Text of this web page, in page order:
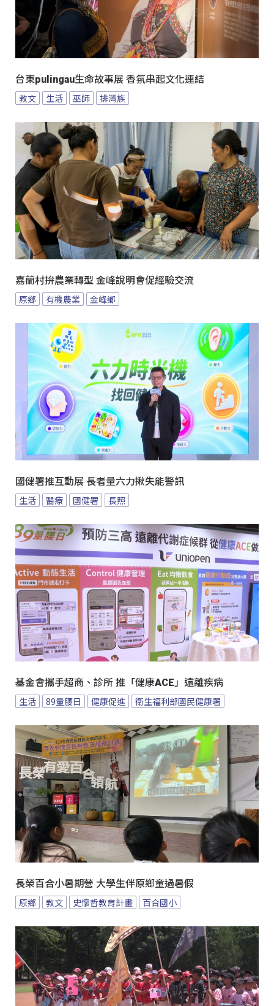
台東pulingau生命故事展 香氛串起文化連結
教文 生活 巫師 排灣族
嘉蘭村拚農業轉型 金峰說明會促經驗交流
原鄉 有機農業 金峰鄉
國健署推互動展 長者量六力揪失能警訊
生活 醫療 國健署 長照
基金會攜手超商、診所 推「健康ACE」遠離疾病
生活 89量腰日 健康促進 衛生福利部國民健康署
長榮百合小暑期營 大學生伴原鄉童過暑假
原鄉 教文 史懷哲教育計畫 百合國小